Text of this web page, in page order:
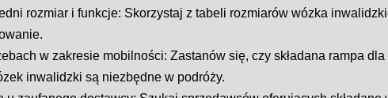
rozmiar i funkcje: Skorzystaj z tabeli rozmiarów wózka
w zakresie mobilności: Zastanów się, czy składana rampa
inwalidzki są niezbędne w podróży.